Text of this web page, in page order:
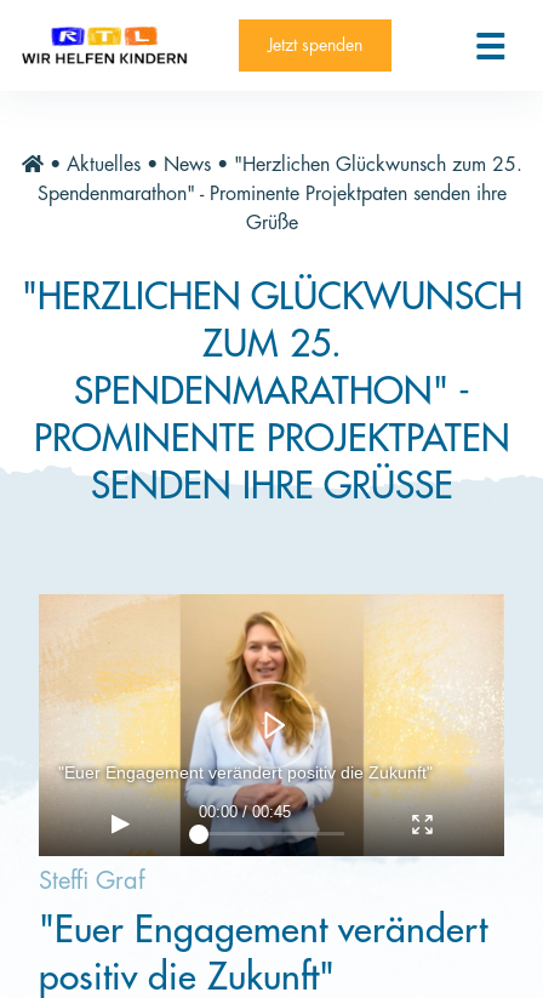
RTL-Spendenmarathon 2025
News
Informieren
Jahresberichte
Paten und Projekte
Trauer und Testament
Newsletter
Videothek
Organisationen
Unternehmen
Kontakt
Jetzt spenden
• Aktuelles• News• "Herzlichen Glückwunsch zum 25.
Spendenmarathon" - Prominente Projektpaten senden ihre
Grüße
"HERZLICHEN GLÜCKWUNSCH
ZUM 25.
SPENDENMARATHON" -
PROMINENTE PROJEKTPATEN
SENDEN IHRE GRÜSSE
"Euer Engagement verändert positiv die Zukunft"
00:00 / 00:45
Steffi Graf
"Euer Engagement verändert
positiv die Zukunft"